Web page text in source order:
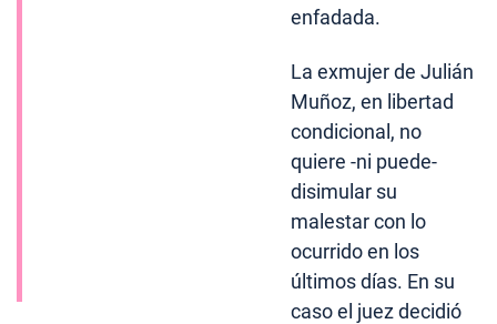
enfadada.
La exmujer de Julián
Muñoz, en libertad
condicional, no
quiere -ni puede-
disimular su
malestar con lo
ocurrido en los
últimos días. En su
caso el juez decidió